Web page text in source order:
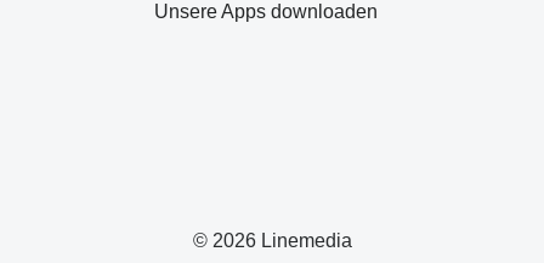
© 2026 Linemedia
Unsere Apps downloaden